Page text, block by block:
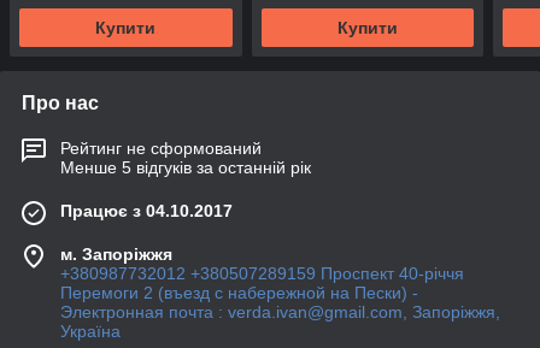
Купити Купити
Про нас
Рейтинг не сформований
Менше 5 відгуків за останній рік
Працює з 04.10.2017
м. Запоріжжя
+380987732012 +380507289159 Проспект 40-рiччя
Перемоги 2 (въезд с набережной на Пески) -
Электронная почта : verda.ivan@gmail.com, Запоріжжя,
Україна